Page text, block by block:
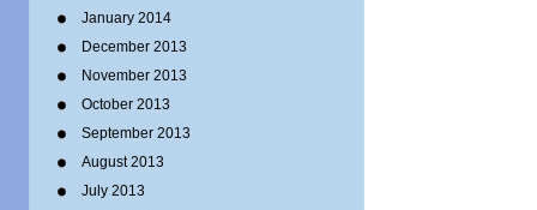
January 2014
December 2013
November 2013
October 2013
September 2013
August 2013
July 2013